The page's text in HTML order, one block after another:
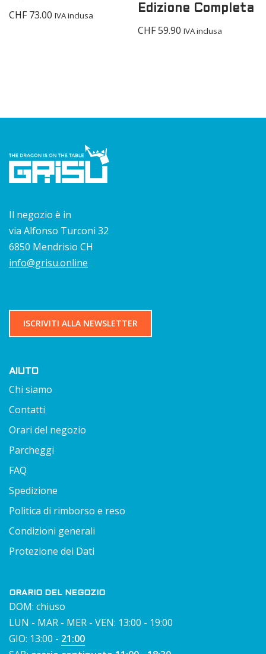
CHF73.00 IVA inclusa
Edizione Completa
CHF59.90 IVA inclusa
Il negozio è in
via Alfonso Turconi 32
6850 Mendrisio CH
info@grisu.online
ISCRIVITI ALLA NEWSLETTER
AIUTO
Chi siamo
Contatti
Orari del negozio
Parcheggi
FAQ
Spedizione
Politica di rimborso e reso
Condizioni generali
Protezione dei Dati
ORARIO DEL NEGOZIO
DOM: chiuso
LUN - MAR - MER - VEN: 13:00 - 19:00
GIO: 13:00 - 21:00